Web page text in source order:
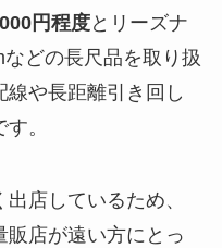
円程度とリーズナ
どの長尺品を取り扱
線や長距離引き回し
。
店しているため、
店が遠い方にとっ